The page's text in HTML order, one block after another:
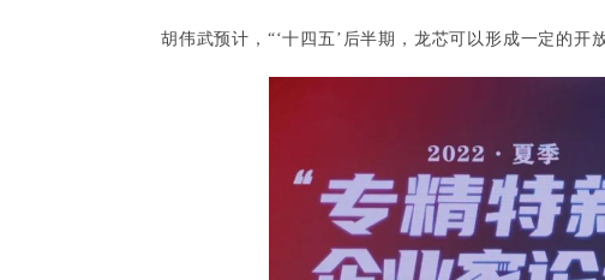
胡伟武预计，“‘十四五’后半期，龙芯可以形成一定的开